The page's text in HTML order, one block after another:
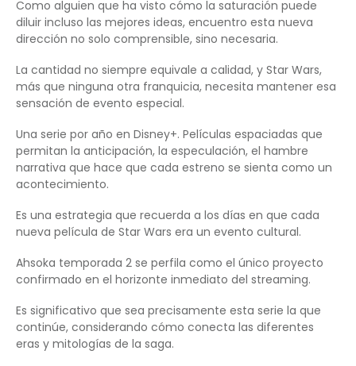
Como alguien que ha visto cómo la saturación puede
diluir incluso las mejores ideas, encuentro esta nueva
dirección no solo comprensible, sino necesaria.
La cantidad no siempre equivale a calidad, y Star Wars,
más que ninguna otra franquicia, necesita mantener esa
sensación de evento especial.
Una serie por año en Disney+. Películas espaciadas que
permitan la anticipación, la especulación, el hambre
narrativa que hace que cada estreno se sienta como un
acontecimiento.
Es una estrategia que recuerda a los días en que cada
nueva película de Star Wars era un evento cultural.
Ahsoka temporada 2 se perfila como el único proyecto
confirmado en el horizonte inmediato del streaming.
Es significativo que sea precisamente esta serie la que
continúe, considerando cómo conecta las diferentes
eras y mitologías de la saga.